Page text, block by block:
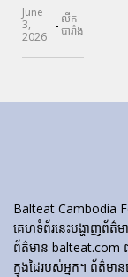
June
3,
2026
- លីក
បារាំង
Balteat Cambodia
គេហទំព័រ​នេះ​បង្ហាញ​ព័ត៌
ព័ត៌មាន balteat.com
ក្នុងដៃរបស់អ្នក។ ព័ត៌